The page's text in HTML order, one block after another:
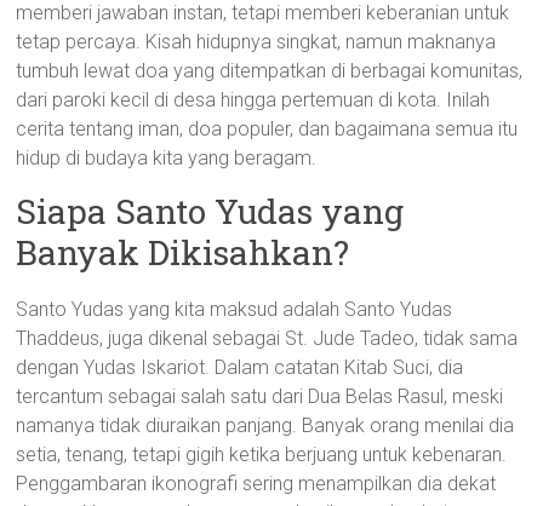
memberi jawaban instan, tetapi memberi keberanian untuk
tetap percaya. Kisah hidupnya singkat, namun maknanya
tumbuh lewat doa yang ditempatkan di berbagai komunitas,
dari paroki kecil di desa hingga pertemuan di kota. Inilah
cerita tentang iman, doa populer, dan bagaimana semua itu
hidup di budaya kita yang beragam.
Siapa Santo Yudas yang
Banyak Dikisahkan?
Santo Yudas yang kita maksud adalah Santo Yudas
Thaddeus, juga dikenal sebagai St. Jude Tadeo, tidak sama
dengan Yudas Iskariot. Dalam catatan Kitab Suci, dia
tercantum sebagai salah satu dari Dua Belas Rasul, meski
namanya tidak diuraikan panjang. Banyak orang menilai dia
setia, tenang, tetapi gigih ketika berjuang untuk kebenaran.
Penggambaran ikonografi sering menampilkan dia dekat